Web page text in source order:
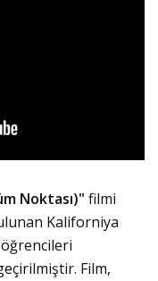
Noktası)" filmi
Kaliforniya
öğrencileri
Film,